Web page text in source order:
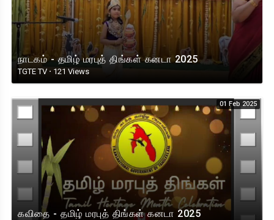
நாடகம் - தமிழ் மரபுத் திங்கள் கனடா 2025
TGTE TV · 121 Views
01 Feb 2025
கவிதை - தமிழ் மரபுத் திங்கள் கனடா 2025